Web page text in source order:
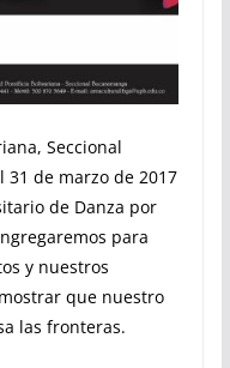
Seccional
31 de marzo de 2017
de Danza por
para
y nuestros
que nuestro
las fronteras.